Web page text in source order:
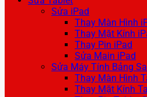
Sửa iPad
Thay Màn Hình
Thay Mặt Kính
Thay Pin iPad
Sửa Main iPad
Sửa Máy Tính Bảng
Thay Màn Hình
Thay Mặt Kính